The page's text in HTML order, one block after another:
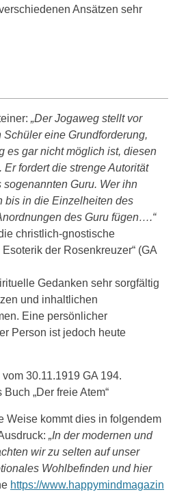
Ansätzen sehr
„Der Jogaweg stellt vor
eine Grundforderung,
es gar nicht möglich ist, diesen
Er fordert die strenge Autorität
Guru. Wer ihn
bis in die Einzelheiten des
des Guru fügen….“
christlich-gnostische
der Rosenkreuzer“ (GA
Gedanken sehr sorgfältig
und inhaltlichen
Eine persönlicher
Person ist jedoch heute
30.11.1919 GA 194.
„Der freie Atem“
Weise kommt dies in folgendem
„In der modernen und
wir zu selten auf unser
Wohlbefinden und hier
https://www.happymindmagazin